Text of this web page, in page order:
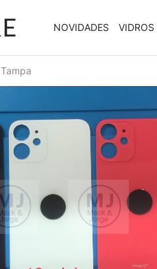
NOVIDADES VIDROS
Tampa